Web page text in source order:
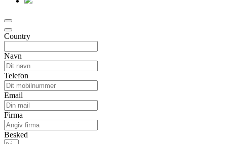
Country
Navn
Telefon
Email
Firma
Besked